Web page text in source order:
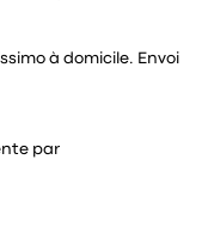
à domicile. Envoi
par